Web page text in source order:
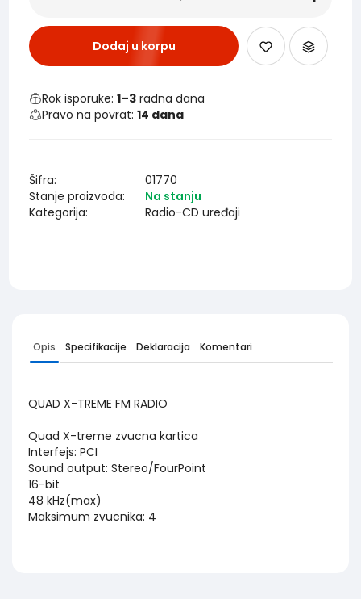
Dodaj u korpu
Rok isporuke:1–3 radna dana
Pravo na povrat:14 dana
Šifra:
01770
Stanje proizvoda:
Na stanju
Kategorija:
Radio-CD uređaji
Opis Specifikacije Deklaracija Komentari
QUAD X-TREME FM RADIO
Quad X-treme zvucna kartica
Interfejs: PCI
Sound output: Stereo/FourPoint
16-bit
48 kHz(max)
Maksimum zvucnika: 4